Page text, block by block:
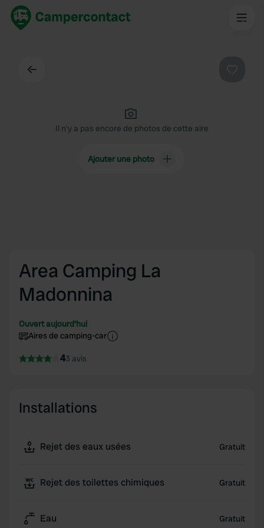
Il n'y a pas encore de photos de cette aire
Ajouter une photo
Area Camping La
Madonnina
Ouvert aujourd'hui
Aires de camping-car
43 avis
Installations
Rejet des eaux usées Gratuit
Rejet des toilettes chimiques Gratuit
Eau Gratuit